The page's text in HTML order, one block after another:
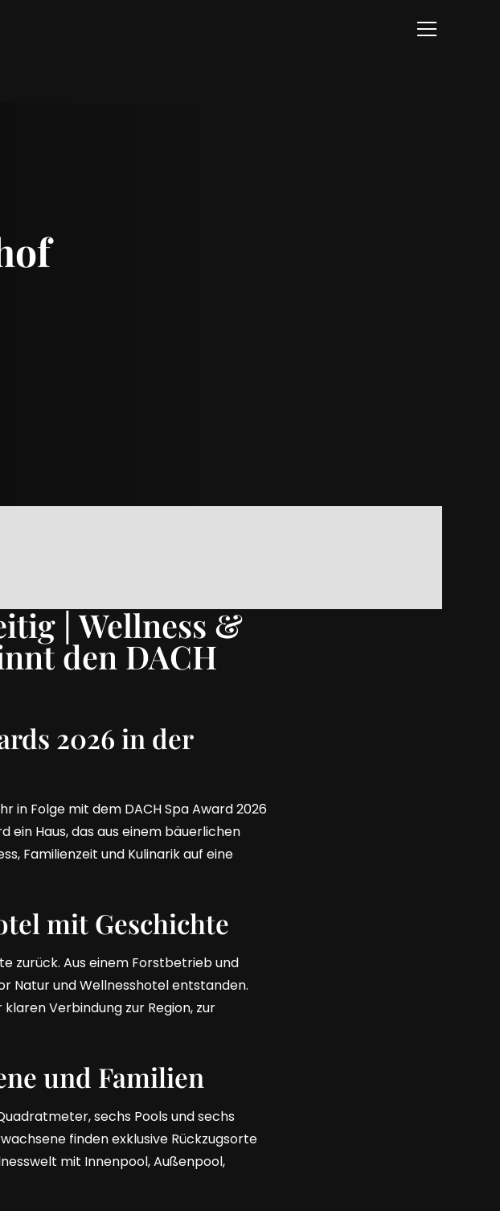
| Wellness &
den DACH
2026 in der
in Folge mit dem DACH Spa Award 2026
ein Haus, das aus einem bäuerlichen
Familienzeit und Kulinarik auf eine
mit Geschichte
zurück. Aus einem Forstbetrieb und
Natur und Wellnesshotel entstanden.
Verbindung zur Region, zur
und Familien
sechs Pools und sechs
finden exklusive Rückzugsorte
mit Innenpool, Außenpool,